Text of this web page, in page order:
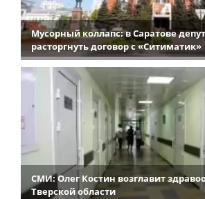
Мусорный коллапс: в Саратове
расторгнуть договор с «Ситиматик»
СМИ: Олег Костин возглавит
Тверской области